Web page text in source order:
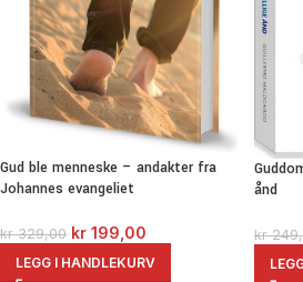
Gud ble menneske – andakter fra
Johannes evangeliet
kr329,00 kr 199,00
LEGG I HANDLEKURV
ånd
kr